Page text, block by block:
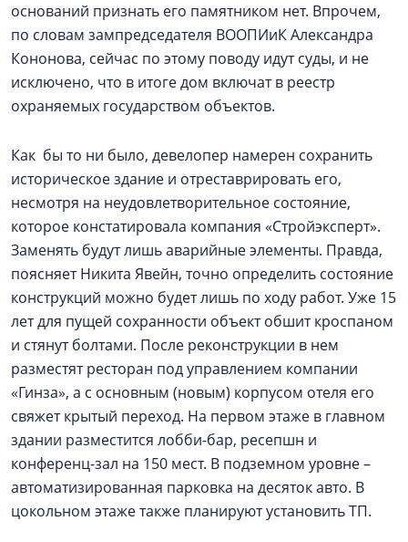
оснований признать его памятником нет. Впрочем,
по словам зампредседателя ВООПИиК Александра
Кононова, сейчас по этому поводу идут суды, и не
исключено, что в итоге дом включат в реестр
охраняемых государством объектов.
Как бы то ни было, девелопер намерен сохранить
историческое здание и отреставрировать его,
несмотря на неудовлетворительное состояние,
которое констатировала компания «Стройэксперт».
Заменять будут лишь аварийные элементы. Правда,
поясняет Никита Явейн, точно определить состояние
конструкций можно будет лишь по ходу работ. Уже 15
лет для пущей сохранности объект обшит кроспаном
и стянут болтами. После реконструкции в нем
разместят ресторан под управлением компании
«Гинза», а с основным (новым) корпусом отеля его
свяжет крытый переход. На первом этаже в главном
здании разместится лобби-бар, ресепшн и
конференц-зал на 150 мест. В подземном уровне –
автоматизированная парковка на десяток авто. В
цокольном этаже также планируют установить ТП.